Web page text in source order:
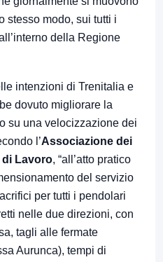
stesso modo, sui tutti i
della Regione
intenzioni di Trenitalia e
dovuto migliorare la
su una velocizzazione dei
l’Associazione dei
di Lavoro, “all’atto pratico
del servizio
per tutti i pendolari
nelle due direzioni, con
tagli alle fermate
Aurunca), tempi di